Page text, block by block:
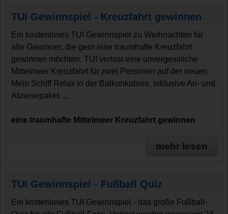
TUI Gewinnspiel - Kreuzfahrt gewinnen
Ein kostenloses TUI Gewinnspiel zu Weihnachten für
alle Gewinner, die gern eine traumhafte Kreuzfahrt
gewinnen möchten. TUI verlost eine unvergessliche
Mittelmeer Kreuzfahrt für zwei Personen auf der neuen
Mein Schiff Relax in der Balkonkabine, inklusive An- und
Abreisepaket. ...
eine traumhafte Mittelmeer Kreuzfahrt gewinnen
mehr lesen
TUI Gewinnspiel - Fußball Quiz
Ein kostenloses TUI Gewinnspiel - das große Fußball-